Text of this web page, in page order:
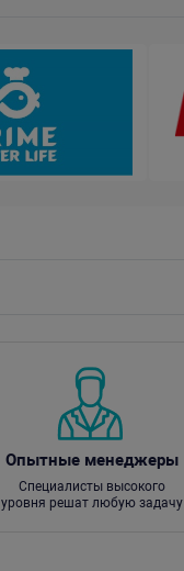
Опытные менеджеры
Специалисты высокого
уровня решат любую задачу